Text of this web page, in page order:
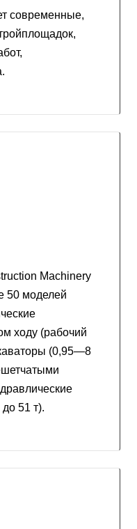
современные,
Machinery
50 моделей
ходу (рабочий
(0,95—8
51 т).